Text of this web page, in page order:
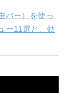
バー）を使っ
ー11選と、効